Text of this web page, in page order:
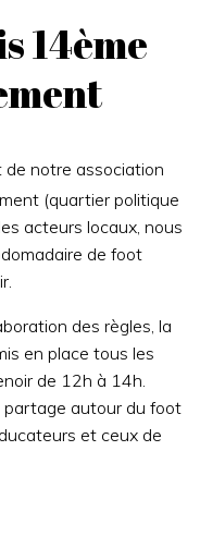
14ème
de notre association
(quartier politique
acteurs locaux, nous
de foot
des règles, la
en place tous les
de 12h à 14h.
partage autour du foot
et ceux de